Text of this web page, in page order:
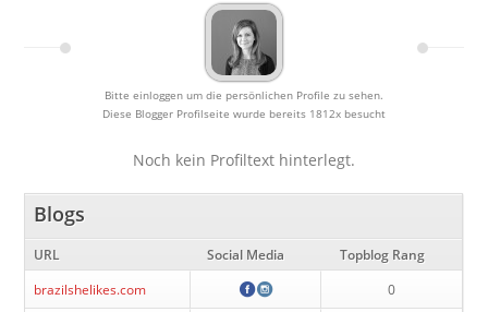
Bitte einloggen um die persönlichen Profile zu sehen.
Diese Blogger Profilseite wurde bereits 1812x besucht
Noch kein Profiltext hinterlegt.
Blogs
URL Social Media
Topblog Rang
brazilshelikes.com
0